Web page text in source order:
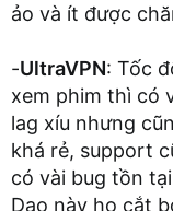
ảo và ít được
-UltraVPN: Tốc
xem phim thì có
lag xíu nhưng
khá rẻ, support
có vài bug tồn
Dạo này họ cắt